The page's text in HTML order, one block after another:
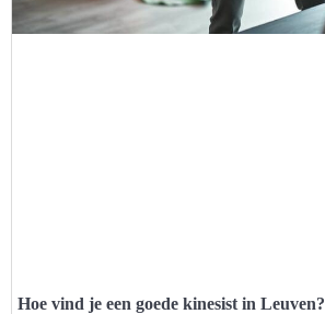
Hoe vind je een goede kinesist in Leuven?